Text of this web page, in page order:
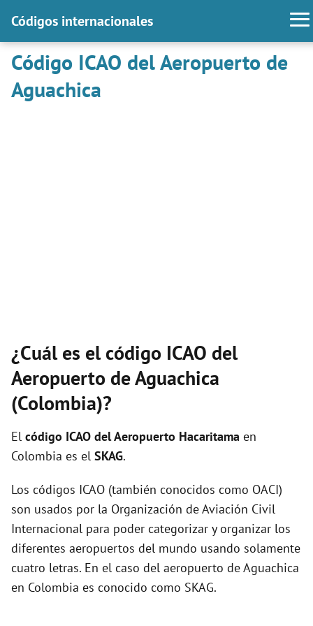
Códigos internacionales
Código ICAO del Aeropuerto de
Aguachica
¿Cuál es el código ICAO del
Aeropuerto de Aguachica
(Colombia)?
El código ICAO delAeropuerto Hacaritama en
Colombia es el SKAG.
Los códigos ICAO (también conocidos como OACI)
son usados por la Organización de Aviación Civil
Internacional para poder categorizar y organizar los
diferentes aeropuertos del mundo usando solamente
cuatro letras. En el caso del aeropuerto de Aguachica
en Colombia es conocido como SKAG.